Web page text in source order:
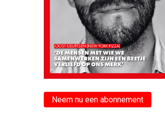
Neem nu een abonnement